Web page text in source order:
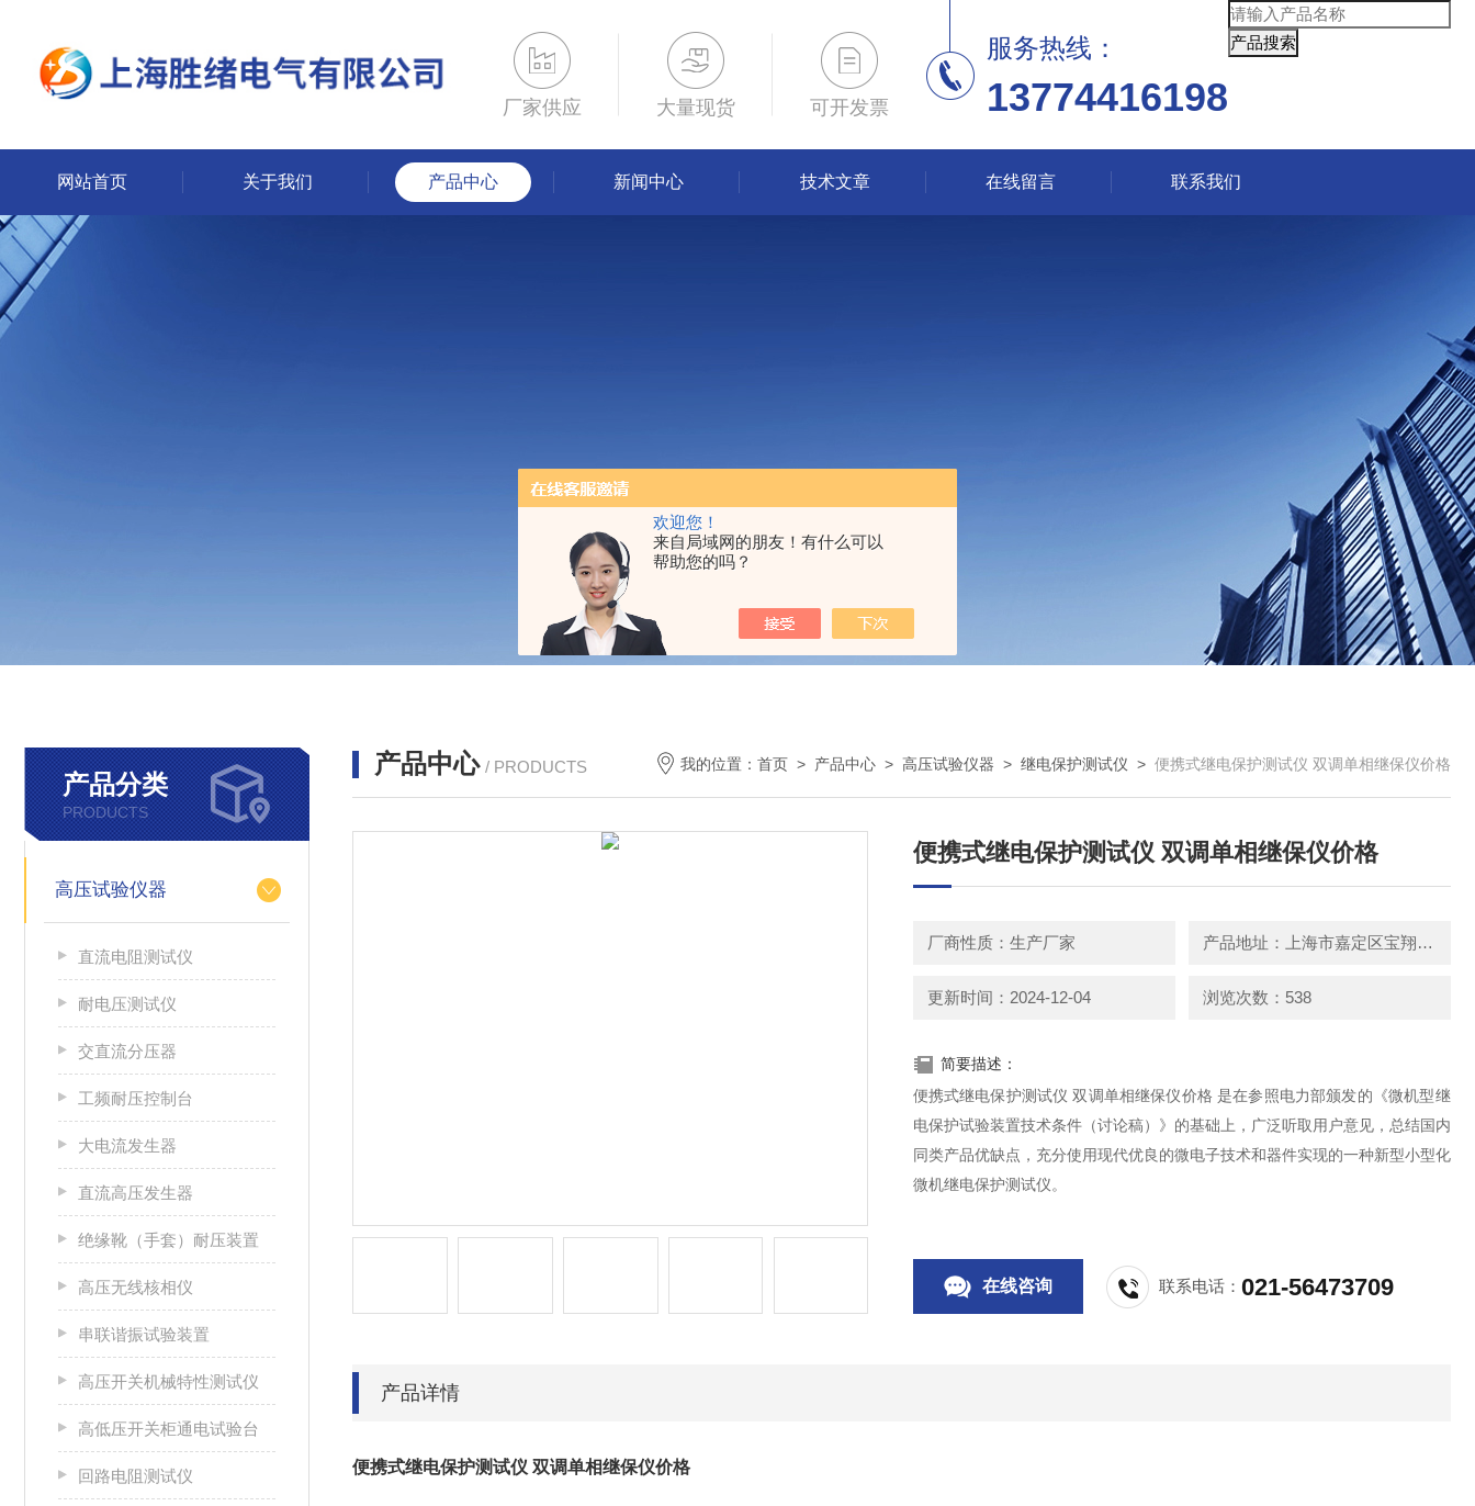
欢迎您！
来自局域网的朋友！有什么可以
帮助您的吗？
厂家供应 大量现货 可开发票
服务热线：
13774416198
网站首页 关于我们 产品中心 新闻中心 技术文章 在线留言 联系我们
产品分类
PRODUCTS
高压试验仪器
直流电阻测试仪
耐电压测试仪
交直流分压器
工频耐压控制台
大电流发生器
直流高压发生器
绝缘靴（手套）耐压装置
高压无线核相仪
串联谐振试验装置
高压开关机械特性测试仪
高低压开关柜通电试验台
回路电阻测试仪
产品中心 / PRODUCTS 我的位置： 首页 > 产品中心 > 高压试验仪器 > 继电保护测试仪 > 便携式继电保护测试仪 双调单相继保仪价格
便携式继电保护测试仪 双调单相继保仪价格
厂商性质：生产厂家 产品地址：上海市嘉定区宝翔路158号
更新时间：2024-12-04 浏览次数：538
简要描述：
便携式继电保护测试仪 双调单相继保仪价格 是在参照电力部颁发的《微机型继
电保护试验装置技术条件（讨论稿）》的基础上，广泛听取用户意见，总结国内
同类产品优缺点，充分使用现代优良的微电子技术和器件实现的一种新型小型化
微机继电保护测试仪。
在线咨询 联系电话：021-56473709
产品详情
便携式继电保护测试仪 双调单相继保仪价格